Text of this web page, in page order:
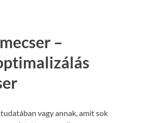
–
vagy annak, amit sok